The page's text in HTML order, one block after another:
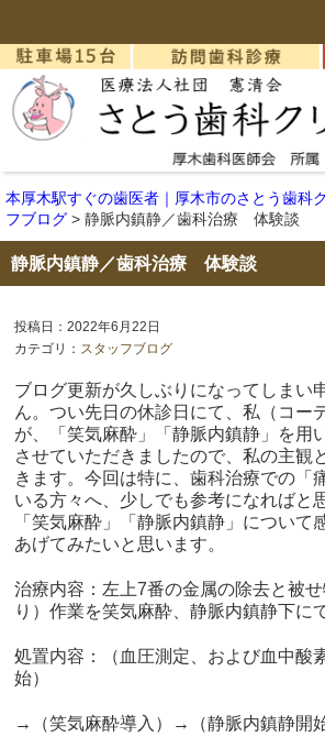
本厚木駅すぐの歯医者｜厚木市のさとう歯科
フブログ > 静脈内鎮静／歯科治療 体験談
静脈内鎮静／歯科治療 体験談
投稿日：2022年6月22日
カテゴリ： スタッフブログ
ブログ更新が久しぶりになってしまい
ん。つい先日の休診日にて、私（コー
が、「笑気麻酔」「静脈内鎮静」を用
させていただきましたので、私の主観
きます。今回は特に、歯科治療での「
いる方々へ、少しでも参考になればと
「笑気麻酔」「静脈内鎮静」について
あげてみたいと思います。
治療内容：左上7番の金属の除去と被
り）作業を笑気麻酔、静脈内鎮静下に
処置内容：（血圧測定、および血中酸
始）
→（笑気麻酔導入） → （静脈内鎮静開